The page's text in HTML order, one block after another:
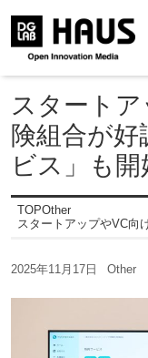
スタート
険組合が
ビス」も開
TOPOther
2025年11月17日 Other